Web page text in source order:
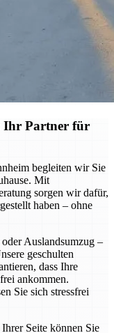
Ihr Partner für
begleiten wir Sie
Mit
sorgen wir dafür,
haben – ohne
Auslandsumzug –
geschulten
dass Ihre
ankommen.
Sie sich stressfrei
Seite können Sie